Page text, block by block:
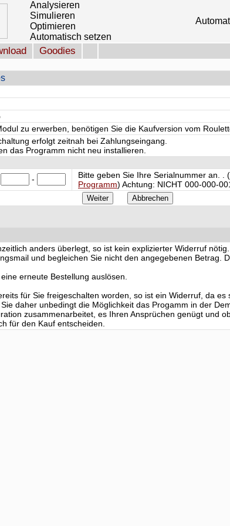
Analysieren
Simulieren
Optimieren
Automatisch setzen
Goodies
zu erwerben, benötigen Sie die Kaufversion vom
erfolgt zeitnah bei Zahlungseingang.
das Programm nicht neu installieren.
- Bitte geben Sie Ihre Serialnummer an. .
Programm) Achtung: NICHT 000-000-
anders überlegt, so ist kein explizierter Widerruf nötig.
und begleichen Sie nicht den angegebenen Betrag.
erneute Bestellung auslösen.
für Sie freigeschalten worden, so ist ein Widerruf, da es
daher unbedingt die Möglichkeit das Progamm in der
zusammenarbeitet, es Ihren Ansprüchen genügt und
für den Kauf entscheiden.